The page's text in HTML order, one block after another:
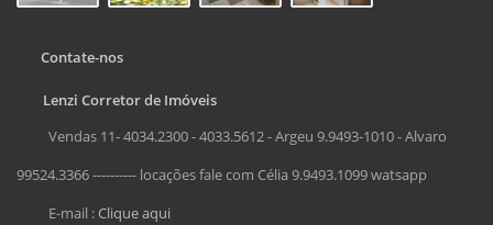
Contate-nos
Lenzi Corretor de Imóveis
Vendas 11- 4034.2300 - 4033.5612 - Argeu 9.9493-1010 - Alvaro
99524.3366 ---------- locações fale com Célia 9.9493.1099 watsapp
E-mail :Clique aqui